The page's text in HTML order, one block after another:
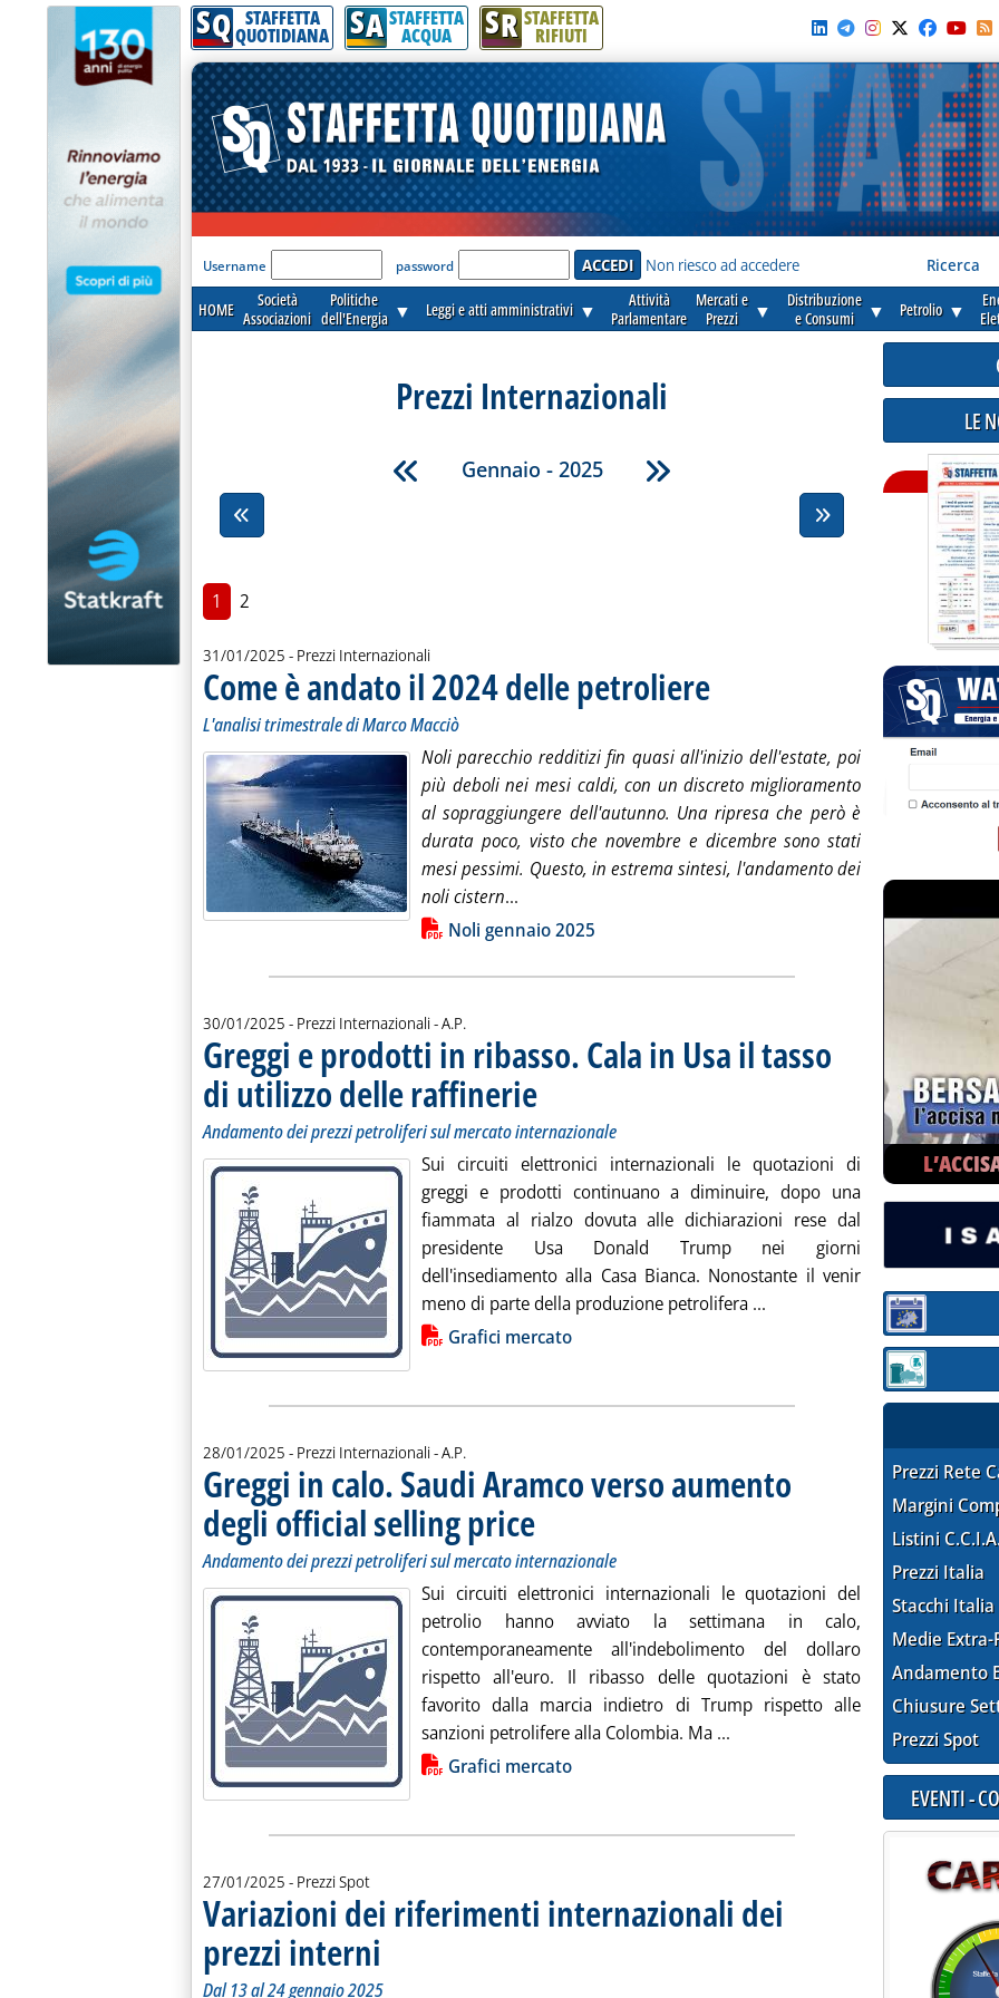
SQ STAFFETTA
QUOTIDIANA SA STAFFETTA
ACQUA SR STAFFETTA
RIFIUTI
'Modulo Login per accedere'
Username password Non riesco ad accedere Ricerca
HOME
Società
Associazioni
Politiche
dell'Energia ▼ Leggi e atti amministrativi ▼
Attività
Parlamentare
Mercati e
Prezzi
▼
Distribuzione
e Consumi
▼ Petrolio ▼
Prezzi Internazionali
Gennaio - 2025
1 2
31/01/2025 - Prezzi Internazionali
Come è andato il 2024 delle petroliere . Sottotitolo: L'analisi trimestrale di Marco Macciò
. Pubblicata venerdì 31 gennaio 2025 alle 10.13.
L'analisi trimestrale di Marco Macciò
Noli parecchio redditizi fin quasi all'inizio dell'estate, poi
più deboli nei mesi caldi, con un discreto miglioramento
al sopraggiungere dell'autunno. Una ripresa che però è
durata poco, visto che novembre e dicembre sono stati
mesi pessimi. Questo, in estrema sintesi, l'andamento dei
noli cistern... Leggi tutta la notizia: 'Come è andato il 2024 delle petroliere'
Lista allegati PDF alla notiziaNoli gennaio 2025
30/01/2025 - Prezzi Internazionali -di:
A.P.
Greggi e prodotti in ribasso. Cala in Usa il tasso
di utilizzo delle raffinerie . Sottotitolo: Andamento dei prezzi petroliferi sul mercato internazionale
Andamento dei prezzi petroliferi sul mercato internazionale
Sui circuiti elettronici internazionali le quotazioni di
greggi e prodotti continuano a diminuire, dopo una
fiammata al rialzo dovuta alle dichiarazioni rese dal
presidente Usa Donald Trump nei giorni
dell'insediamento alla Casa Bianca. Nonostante il venir
meno di parte della produzione petrolifera ... Leggi tutta la notizia:
Lista allegati PDF alla notiziaGrafici mercato
28/01/2025 - Prezzi Internazionali -di:
A.P.
Greggi in calo. Saudi Aramco verso aumento
degli official selling price . Sottotitolo: Andamento dei prezzi petroliferi sul mercato internazionale
Andamento dei prezzi petroliferi sul mercato internazionale
Sui circuiti elettronici internazionali le quotazioni del
petrolio hanno avviato la settimana in calo,
contemporaneamente all'indebolimento del dollaro
rispetto all'euro. Il ribasso delle quotazioni è stato
favorito dalla marcia indietro di Trump rispetto alle
sanzioni petrolifere alla Colombia. Ma ... Leggi tutta la notizia: 'Greggi in
Lista allegati PDF alla notiziaGrafici mercato
27/01/2025 - Prezzi Spot
Variazioni dei riferimenti internazionali dei
prezzi interni
Dal 13 al 24 gennaio 2025
LE
Sezione:
Sezione:
Prezzi Rete
Margini
Listini
Prezzi Italia
Stacchi Italia
Medie Extra-
Andamento
Chiusure
Prezzi Spot
EVENTI -